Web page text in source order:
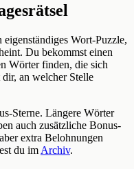
eigenständiges Wort-Puzzle,
Du bekommst einen
Wörter finden, die sich
an welcher Stelle
Sterne. Längere Wörter
auch zusätzliche Bonus-
extra Belohnungen
du im Archiv.